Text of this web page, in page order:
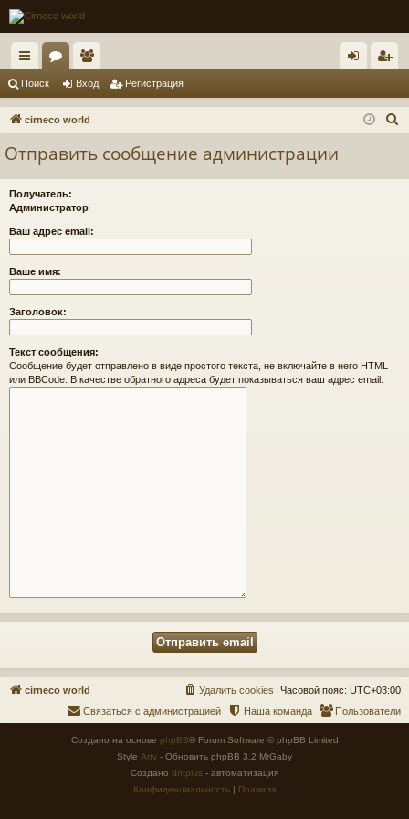
с
ы ум
ол
ьз д ис
Поиск Вход Регистрация
cirneco world
с
Отправить сообщение администрации
Получатель:
Администратор
Ваш адрес email:
Ваше имя:
Заголовок:
Текст сообщения:
Сообщение будет отправлено в виде простого текста, не включайте в него HTML
или BBCode. В качестве обратного адреса будет показываться ваш адрес email.
cirneco world Часовой пояс: UTC+03:00
Удалить cookies
Пользователи
Наша команда
Связаться с администрацией
Создано на основе phpBB® Forum Software © phpBB Limited
Style Arty - Обновить phpBB 3.2 MrGaby
Создано dntplus - автоматизация
Конфиденциальность| Правила